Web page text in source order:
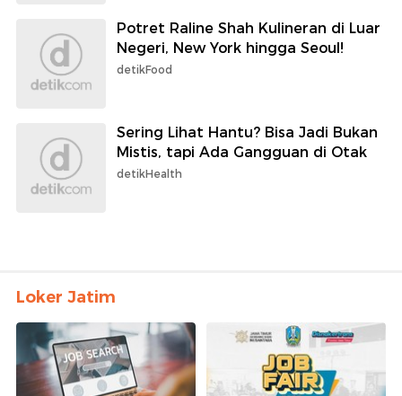
Potret Raline Shah Kulineran di Luar
Negeri, New York hingga Seoul!
detikFood
Sering Lihat Hantu? Bisa Jadi Bukan
Mistis, tapi Ada Gangguan di Otak
detikHealth
Loker Jatim